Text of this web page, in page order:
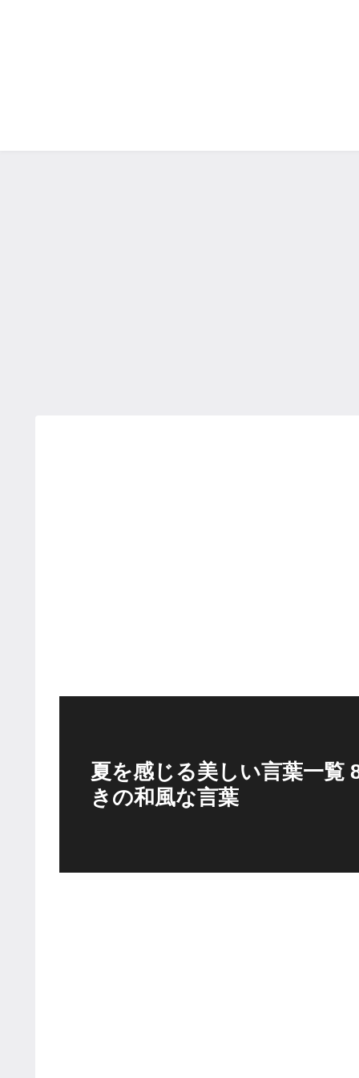
夏を感じる美しい言葉一覧
きの和風な言葉